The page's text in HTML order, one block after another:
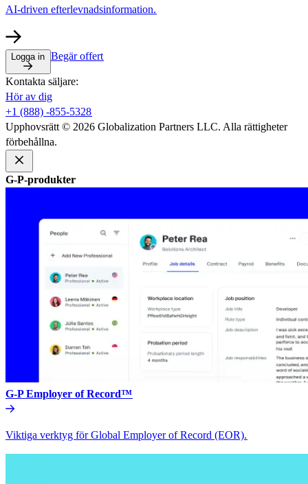
AI-driven efterlevnadsinformation.​​
Logga in​​ Begär offert​​
Kontakta säljare:​​
Hör av dig​​
+1 (888) -855-5328​​
Upphovsrätt © 2026 Globalization Partners LLC. Alla rättigheter
förbehållna.​​
G-P-produkter​​
G-P Employer of Record™​​
Viktiga verktyg för Global Employer of Record (EOR).​​